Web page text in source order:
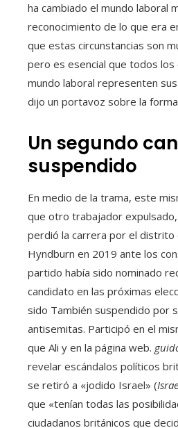
ha cambiado el mundo laboral
reconocimiento de lo que era
que estas circunstancias son
pero es esencial que todos los
mundo laboral representen
dijo un portavoz sobre la
Un segundo
suspendido
En medio de la trama, este
que otro trabajador expulsado,
perdió la carrera por el distrito
Hyndburn en 2019 ante los
partido había sido nominado
candidato en las próximas
sido También suspendido por
antisemitas. Participó en el
que Ali y en la página web.
revelar escándalos políticos
se retiró a «jodido Israel» (
que «tenían todas las
ciudadanos británicos que